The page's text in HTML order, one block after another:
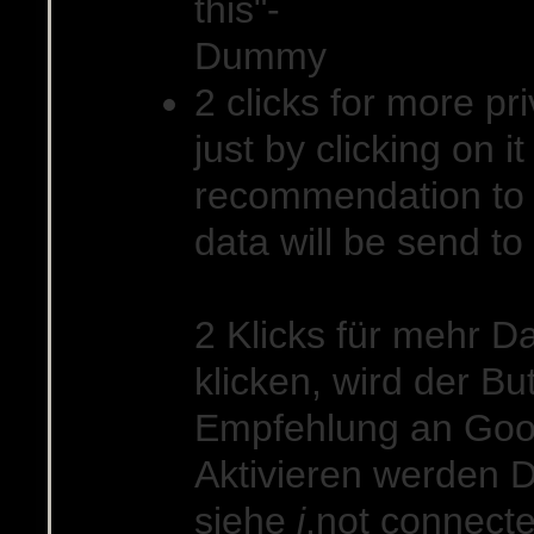
2 clicks for more
just by clicking on
recommendation
data will be send
2 Klicks für mehr
klicken, wird der
Empfehlung an
Aktivieren werden
siehe i.not